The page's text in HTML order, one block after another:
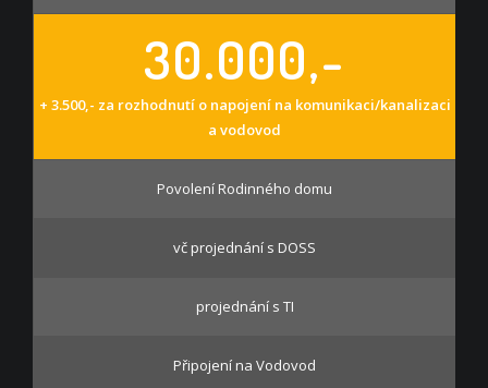
30.000,-
+ 3.500,- za rozhodnutí o napojení na komunikaci/kanalizaci
a vodovod
Povolení Rodinného domu
vč projednání s DOSS
projednání s TI
Připojení na Vodovod